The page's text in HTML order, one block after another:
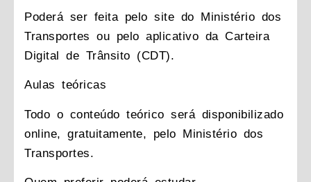
Poderá ser feita pelo site do Ministério dos
Transportes ou pelo aplicativo da Carteira
Digital de Trânsito (CDT).
Aulas teóricas
Todo o conteúdo teórico será disponibilizado
online, gratuitamente, pelo Ministério dos
Transportes.